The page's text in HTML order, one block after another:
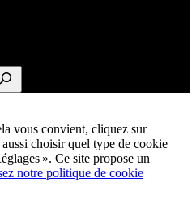
vous convient, cliquez sur
choisir quel type de cookie
». Ce site propose un
notre politique de cookie